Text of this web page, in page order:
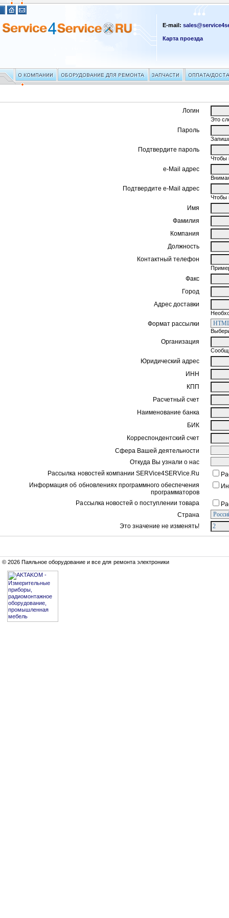
E-mail:
Карта проезда
Логин
Это
Пароль
Подтвердите пароль
Чтобы
e-Mail адрес
Подтвердите e-Mail адрес
Чтобы
Имя
Фамилия
Компания
Должность
Контактный телефон
Факс
Город
Адрес доставки
Формат рассылки
Организация
Юридический адрес
ИНН
КПП
Расчетный счет
Наименование банка
БИК
Корреспондентский счет
Сфера Вашей деятельности
Откуда Вы узнали о нас
Рассылка новостей компании SERVice4SERVice.Ru
Информация об обновлениях программного обеспечения
программаторов
Рассылка новостей о поступлении товара
Страна
Это значение не изменять!
© 2026 Паяльное оборудование и все для ремонта электроники